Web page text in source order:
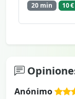
20 min 10 €
Anónimo